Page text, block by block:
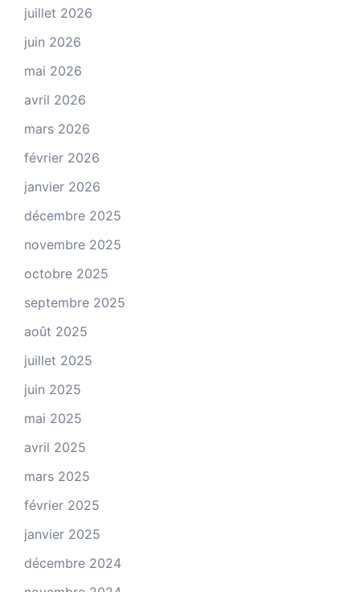
juillet 2026
juin 2026
mai 2026
avril 2026
mars 2026
février 2026
janvier 2026
décembre 2025
novembre 2025
octobre 2025
septembre 2025
août 2025
juillet 2025
juin 2025
mai 2025
avril 2025
mars 2025
février 2025
janvier 2025
décembre 2024